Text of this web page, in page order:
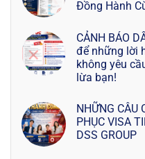
Đồng Hành
CẢNH BÁO
để những lời
không yêu
lừa bạn!
NHỮNG CÂU
PHỤC VISA
DSS GROUP